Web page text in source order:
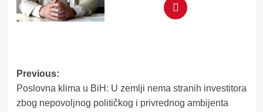
Post
navigation
Previous:
Poslovna klima u BiH: U zemlji nema stranih investitora
zbog nepovoljnog političkog i privrednog ambijenta